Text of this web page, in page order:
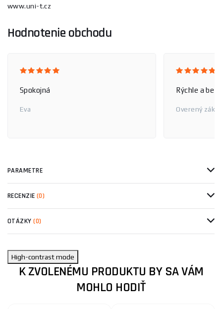
www.uni-t.cz
Hodnotenie obchodu
Spokojná
Eva
Rýchle a
Overený
PARAMETRE
RECENZIE (0)
OTÁZKY(0)
High-contrast mode
K ZVOLENÉMU PRODUKTU BY SA VÁM
MOHLO HODIŤ